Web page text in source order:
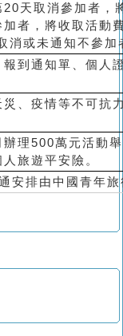
天取消參加者，
者，將收取活動
消或未通知不參
到通知單、個人
、疫情等不可抗
理500萬元活動
旅遊平安險。
安排由中國青年